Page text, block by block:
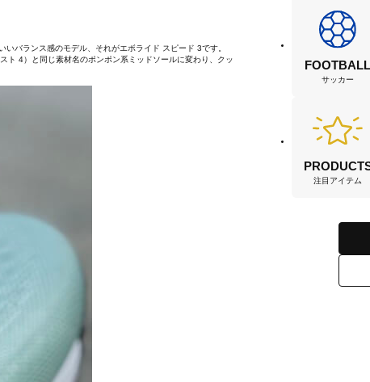
バランス感のモデル、それがエボライド スピード 3です。
ト 4）と同じ素材名のポンポン系ミッドソールに変わり、クッ
FOOTBALL
サッカー
注目アイテム